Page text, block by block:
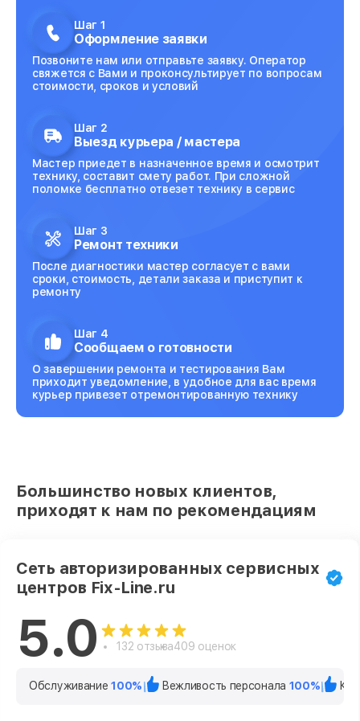
Шаг 1
Оформление заявки
Позвоните нам или отправьте заявку. Оператор
свяжется с Вами и проконсультирует по вопросам
стоимости, сроков и условий
Шаг 2
Выезд курьера / мастера
Мастер приедет в назначенное время и осмотрит
технику, составит смету работ. При сложной
поломке бесплатно отвезет технику в сервис
Шаг 3
Ремонт техники
После диагностики мастер согласует с вами
сроки, стоимость, детали заказа и приступит к
ремонту
Шаг 4
Сообщаем о готовности
О завершении ремонта и тестирования Вам
приходит уведомление, в удобное для вас время
курьер привезет отремонтированную технику
Большинство новых клиентов,
приходят к нам по рекомендациям
Сеть авторизированных сервисных
центров Fix-Line.ru
5.0 132 отзыва409 оценок
Обслуживание100% Вежливость персонала 100%